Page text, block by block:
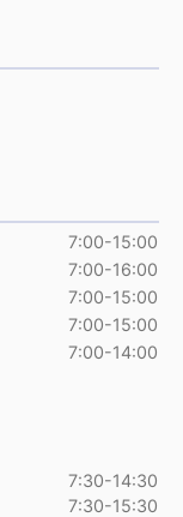
7:00-15:00
7:00-16:00
7:00-15:00
7:00-15:00
7:00-14:00
7:30-14:30
7:30-15:30